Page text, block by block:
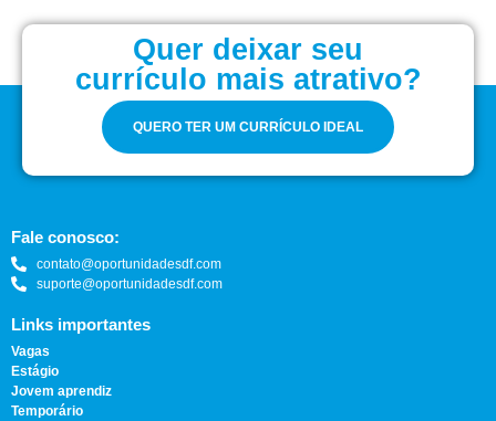
Quer deixar seu
currículo mais atrativo?
QUERO TER UM CURRÍCULO IDEAL
Fale conosco:
contato@oportunidadesdf.com
suporte@oportunidadesdf.com
Links importantes
Vagas
Estágio
Jovem aprendiz
Temporário